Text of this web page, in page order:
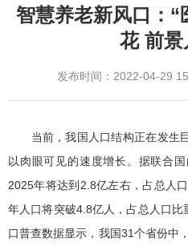
智慧养老新风口：“
花 前景
发布时间：2022-04-29
当前，我国人口结构正在发生
以肉眼可见的速度增长。据联合
2025年将达到2.8亿左右，占总人
年人口将突破4.8亿人，占总人口比
口普查数据显示，我国31个省份中